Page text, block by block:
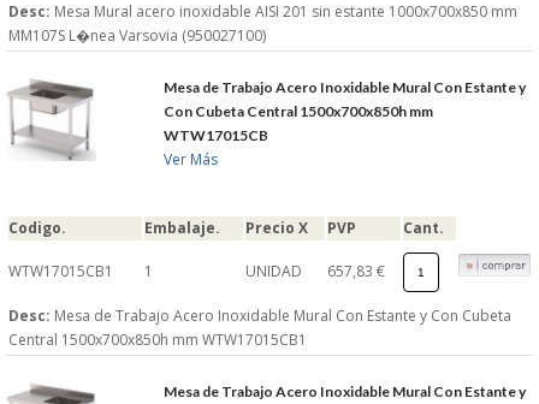
Desc: Mesa Mural acero inoxidable AISI 201 sin estante 1000x700x850 mm
MM107S L�nea Varsovia (950027100)
Mesa de Trabajo Acero Inoxidable Mural Con Estante y
Con Cubeta Central 1500x700x850h mm
WTW17015CB
Ver Más
Codigo. Embalaje. Precio X PVP Cant.
WTW17015CB1 1 UNIDAD 657,83 €
Desc: Mesa de Trabajo Acero Inoxidable Mural Con Estante y Con Cubeta
Central 1500x700x850h mm WTW17015CB1
Mesa de Trabajo Acero Inoxidable Mural Con Estante y